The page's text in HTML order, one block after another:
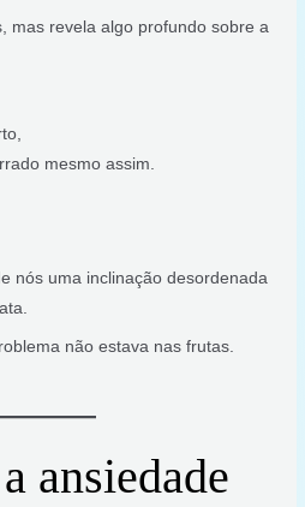
mas revela algo profundo sobre a
mesmo assim.
nós uma inclinação desordenada
não estava nas frutas.
ansiedade